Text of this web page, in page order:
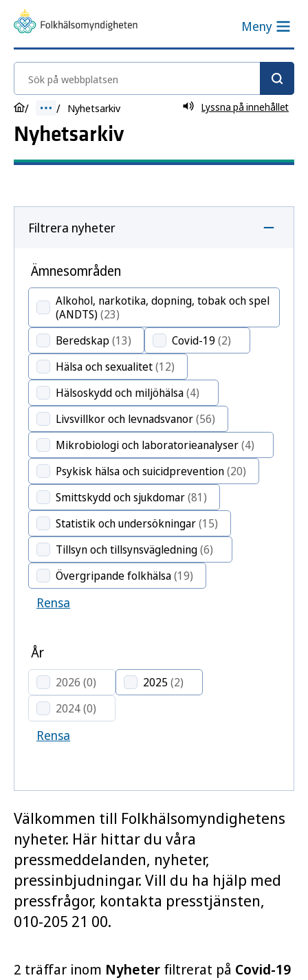
Meny
Sök på webbplatsen
Nyhetsarkiv Lyssna på innehållet
Nyhetsarkiv
Filtrera nyheter
Ämnesområden
Alkohol, narkotika, dopning, tobak och spel
(ANDTS)(23)
Beredskap(13) Covid-19 (2)
Hälsa och sexualitet(12)
Hälsoskydd och miljöhälsa(4)
Livsvillkor och levnadsvanor(56)
Mikrobiologi och laboratorieanalyser(4)
Psykisk hälsa och suicidprevention(20)
Smittskydd och sjukdomar(81)
Statistik och undersökningar(15)
Tillsyn och tillsynsvägledning(6)
Övergripande folkhälsa(19)
Rensa
År
2026 (0) 2025 (2)
2024(0)
Rensa
Välkommen till Folkhälsomyndighetens
nyheter. Här hittar du våra
pressmeddelanden, nyheter,
pressinbjudningar. Vill du ha hjälp med
pressfrågor, kontakta presstjänsten,
010-205 21 00.
2 träffar inom Nyheter filtrerat på Covid-19